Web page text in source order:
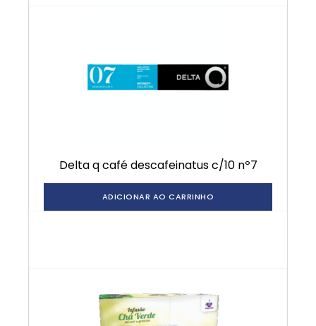
delta q café descafeinatus c/10 nº7
ADICIONAR AO CARRINHO